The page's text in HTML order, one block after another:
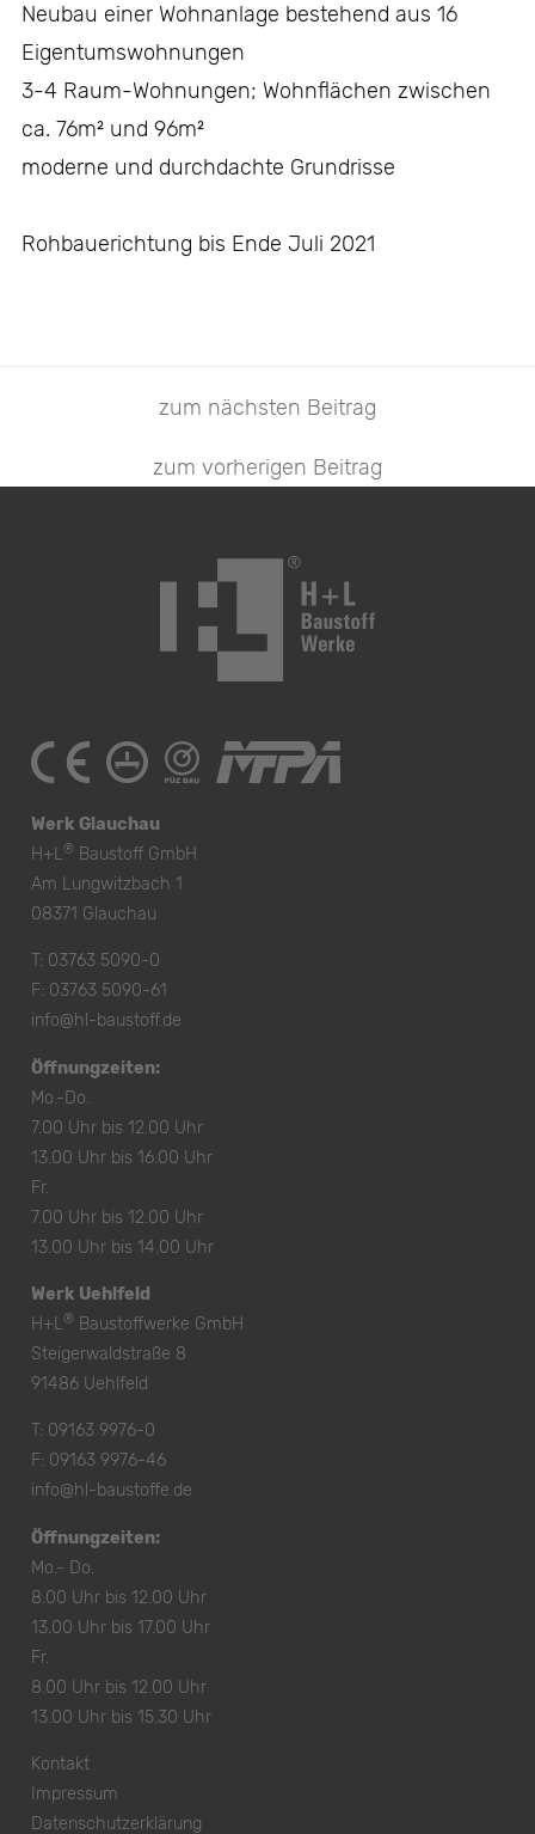
Neubau einer Wohnanlage bestehend aus 16
Eigentumswohnungen
3-4 Raum-Wohnungen; Wohnflächen zwischen
ca. 76m² und 96m²
moderne und durchdachte Grundrisse
Rohbauerichtung bis Ende Juli 2021
zum vorherigen Beitrag
zum nächsten Beitrag
Werk Glauchau
H+L® Baustoff GmbH
Am Lungwitzbach 1
08371 Glauchau
T: 03763 5090-0
F: 03763 5090-61
info@hl-baustoff.de
Öffnungzeiten:
Mo.-Do.
7.00 Uhr bis 12.00 Uhr
13.00 Uhr bis 16.00 Uhr
Fr.
7.00 Uhr bis 12.00 Uhr
13.00 Uhr bis 14.00 Uhr
Werk Uehlfeld
H+L® Baustoffwerke GmbH
Steigerwaldstraße 8
91486 Uehlfeld
T: 09163 9976-0
F: 09163 9976-46
info@hl-baustoffe.de
Öffnungzeiten:
Mo.- Do.
8.00 Uhr bis 12.00 Uhr
13.00 Uhr bis 17.00 Uhr
Fr.
8.00 Uhr bis 12.00 Uhr
13.00 Uhr bis 15.30 Uhr
Kontakt
Impressum
Datenschutzerklärung